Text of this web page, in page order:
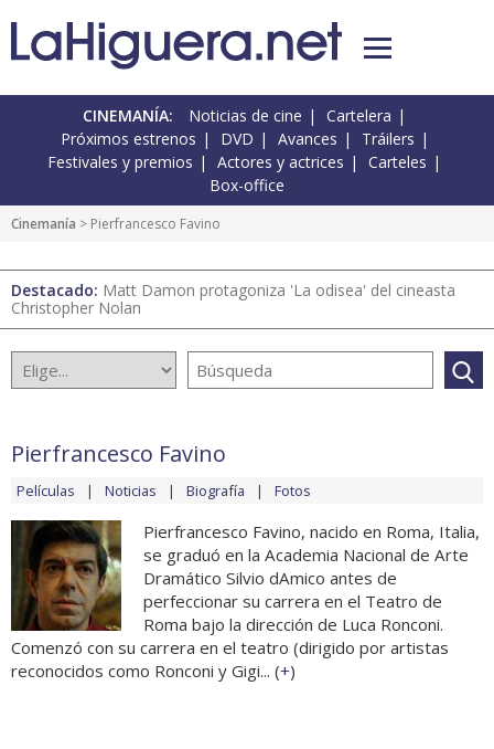
CINEMANÍA: Noticias de cine
Cartelera
Próximos estrenos
DVD Avances
Tráilers
Festivales y premios
Actores y actrices
Carteles
Box-office
Cinemanía > Pierfrancesco Favino
Destacado: Matt Damon protagoniza 'La odisea' del cineasta
Christopher Nolan
Pierfrancesco Favino
Películas Noticias Biografía Fotos
Pierfrancesco Favino, nacido en Roma, Italia,
se graduó en la Academia Nacional de Arte
Dramático Silvio dAmico antes de
perfeccionar su carrera en el Teatro de
Roma bajo la dirección de Luca Ronconi.
Comenzó con su carrera en el teatro (dirigido por artistas
reconocidos como Ronconi y Gigi... (+)